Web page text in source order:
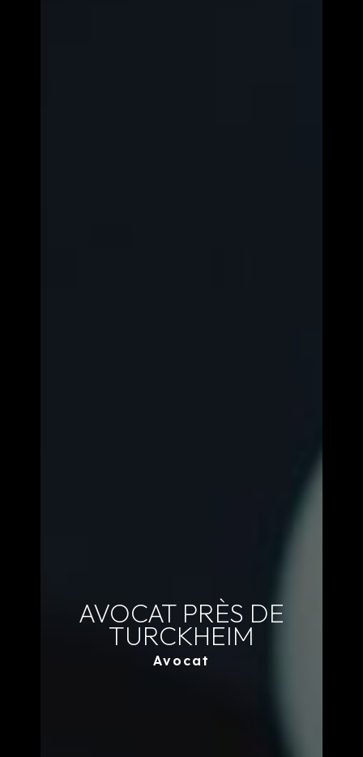
AVOCAT PRÈS DE
TURCKHEIM
Avocat